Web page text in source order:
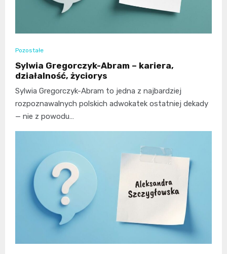
Pozostałe
Sylwia Gregorczyk-Abram – kariera,
działalność, życiorys
Sylwia Gregorczyk-Abram to jedna z najbardziej
rozpoznawalnych polskich adwokatek ostatniej dekady
— nie z powodu…